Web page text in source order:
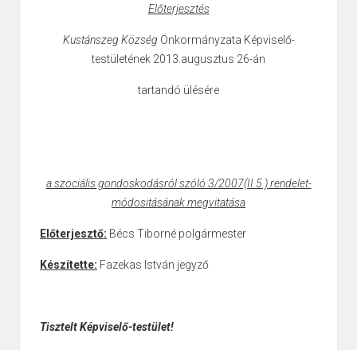
Előterjesztés
Kustánszeg Község Önkormányzata Képviselő-
testületének 2013.augusztus 26-án
tartandó ülésére
a szociális gondoskodásról szóló 3/2007(II.5.) rendelet-
módositásának megvitatása
Előterjesztő: Bécs Tiborné polgármester
Készítette: Fazekas István jegyző
Tisztelt Képviselő-testület!